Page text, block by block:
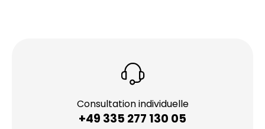
Consultation individuelle
+49 335 277 130 05